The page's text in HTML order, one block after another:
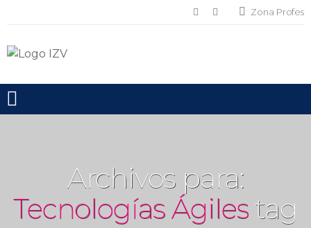
Zona Profes
Toggle mobile menu
Archivos para:
Tecnologías Ágiles tag